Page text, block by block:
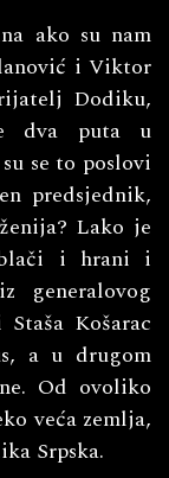
ako su nam
i Viktor
Dodiku,
dva puta u
se to poslovi
predsjednik,
Lako je
i hrani i
generalovog
Košarac
a u drugom
Od ovoliko
veća zemlja,
Srpska.